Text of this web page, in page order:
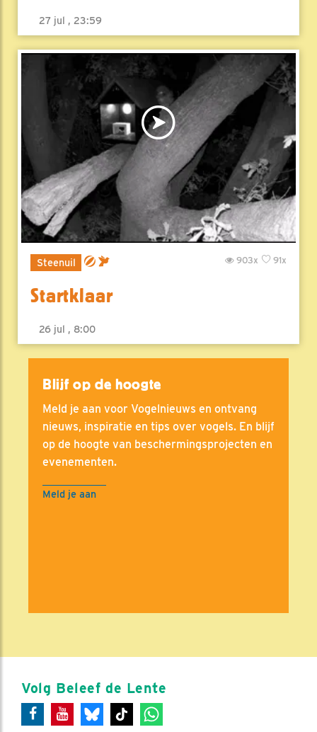
27 jul , 23:59
Steenuil 91x
903x
Startklaar
26 jul , 8:00
Blijf op de hoogte
Meld je aan voor Vogelnieuws en ontvang
nieuws, inspiratie en tips over vogels. En blijf
op de hoogte van beschermingsprojecten en
evenementen.
Meld je aan
Volg Beleef de Lente